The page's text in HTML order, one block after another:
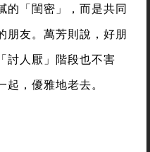
的「閨密」，而是共同
朋友。萬芳則說，好朋
討人厭」階段也不害
，優雅地老去。